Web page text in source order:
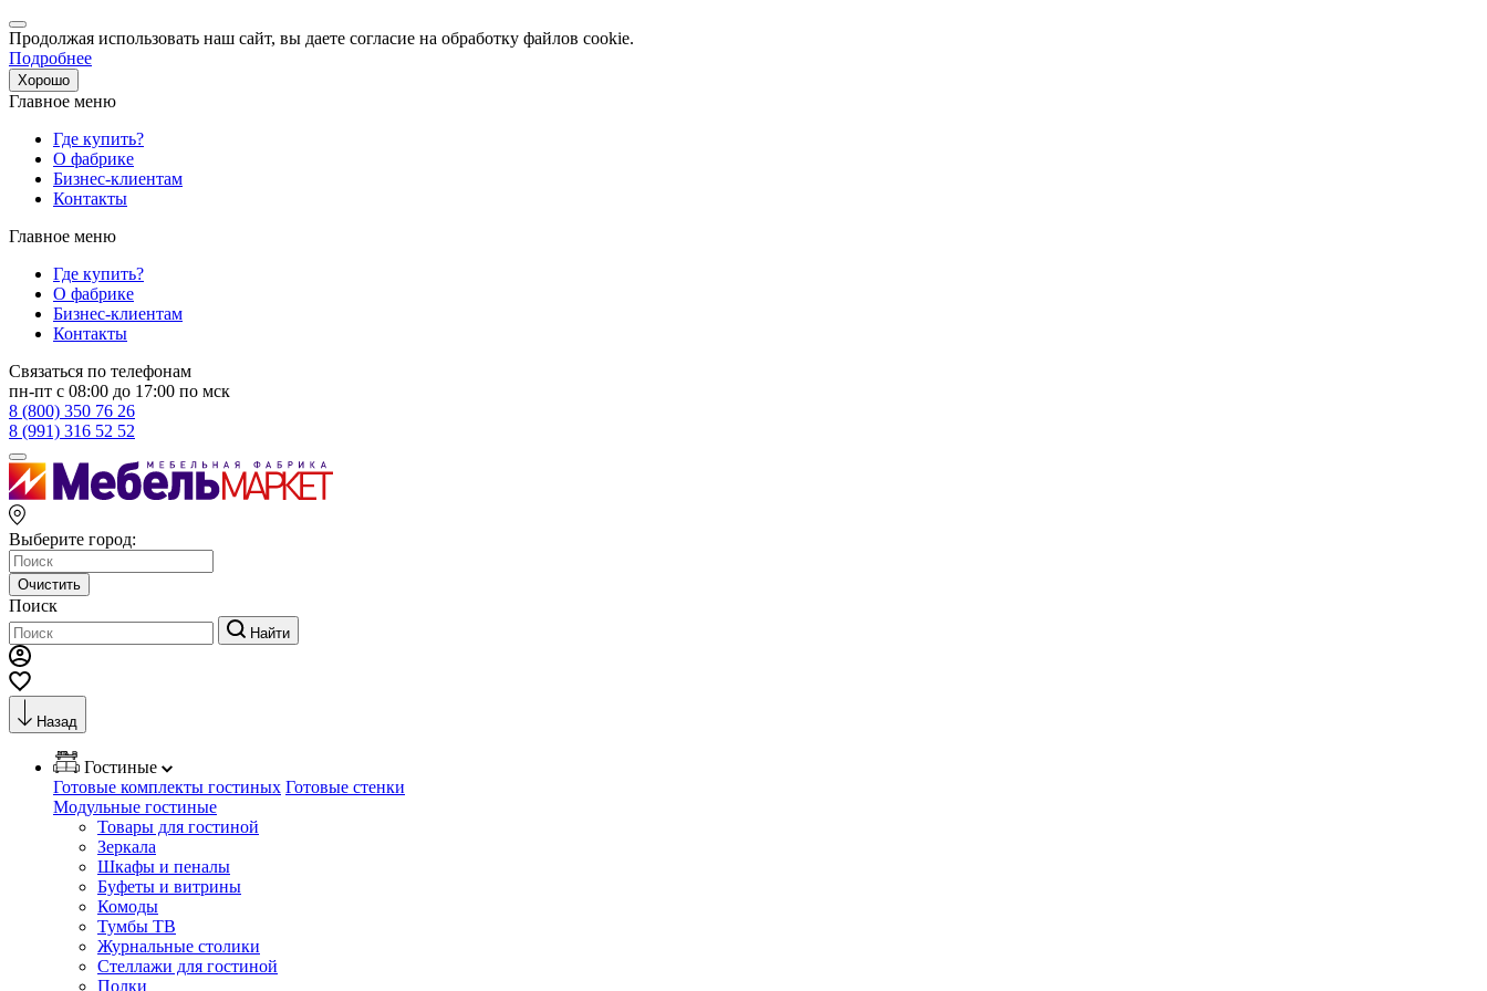
Продолжая использовать наш сайт, вы даете согласие на обработку файлов cookie.
Подробнее
Хорошо
Главное меню
Где купить?
О фабрике
Бизнес-клиентам
Контакты
Главное меню
Где купить?
О фабрике
Бизнес-клиентам
Контакты
Связаться по телефонам
пн-пт с 08:00 до 17:00 по мск
8 (800) 350 76 26
8 (991) 316 52 52
Выберите город:
Очистить
Поиск
Найти
Назад
Гостиные
Готовые комплекты гостиных Готовые стенки
Модульные гостиные
Товары для гостиной
Зеркала
Шкафы и пеналы
Буфеты и витрины
Комоды
Тумбы ТВ
Журнальные столики
Стеллажи для гостиной
Полки